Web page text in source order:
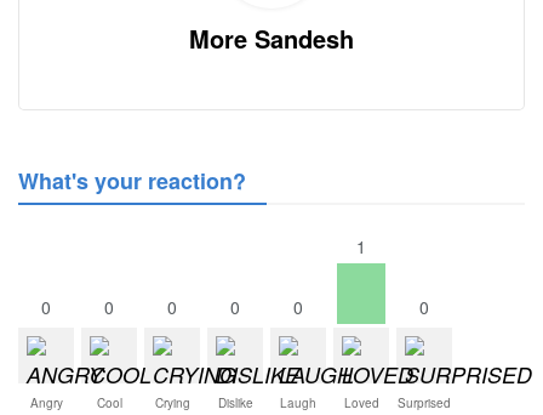
More Sandesh
What's your reaction?
0
Angry
0
Cool
0
Crying
0
Dislike
0
Laugh
1
Loved
0
Surprised